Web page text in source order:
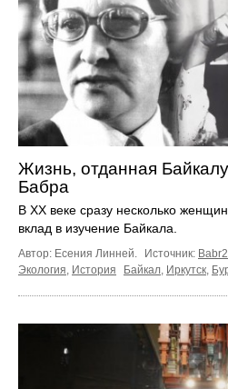
Жизнь, отданная
Бабра
В XX веке сразу несколько
вклад в изучение Байкала.
Автор: Есения Линней. Источник:
Экология История Байкал Иркутск